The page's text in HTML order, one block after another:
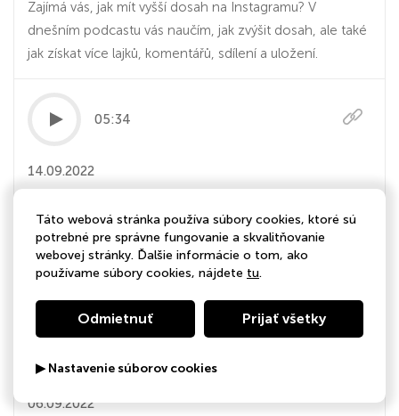
Zajímá vás, jak mít vyšší dosah na Instagramu? V
dnešním podcastu vás naučím, jak zvýšit dosah, ale také
jak získat více lajků, komentářů, sdílení a uložení.
05:34
14.09.2022
Heštegy na Instagramu jsou pro marketing na sociálních
sítích věčné téma. Jak a proč je vlastně používat? To se
06.09.2022
Táto webová stránka používa súbory cookies, ktoré sú
potrebné pre správne fungovanie a skvalitňovanie
webovej stránky. Ďalšie informácie o tom, ako
používame súbory cookies, nájdete tu.
Odmietnuť Prijať všetky
▶ Nastavenie súborov cookies